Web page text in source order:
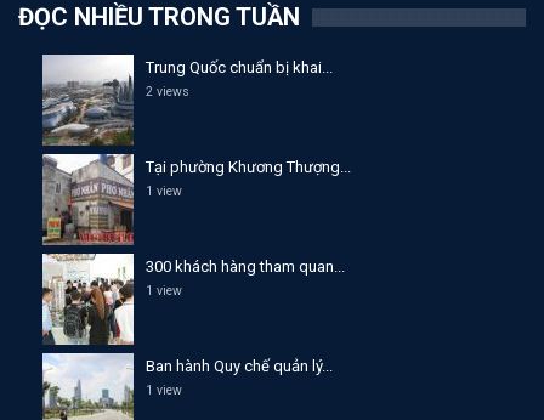
ĐỌC NHIỀU TRONG TUẦN
Trung Quốc chuẩn bị khai...
2 views
Tại phường Khương Thượng...
1 view
300 khách hàng tham quan...
1 view
Ban hành Quy chế quản lý...
1 view